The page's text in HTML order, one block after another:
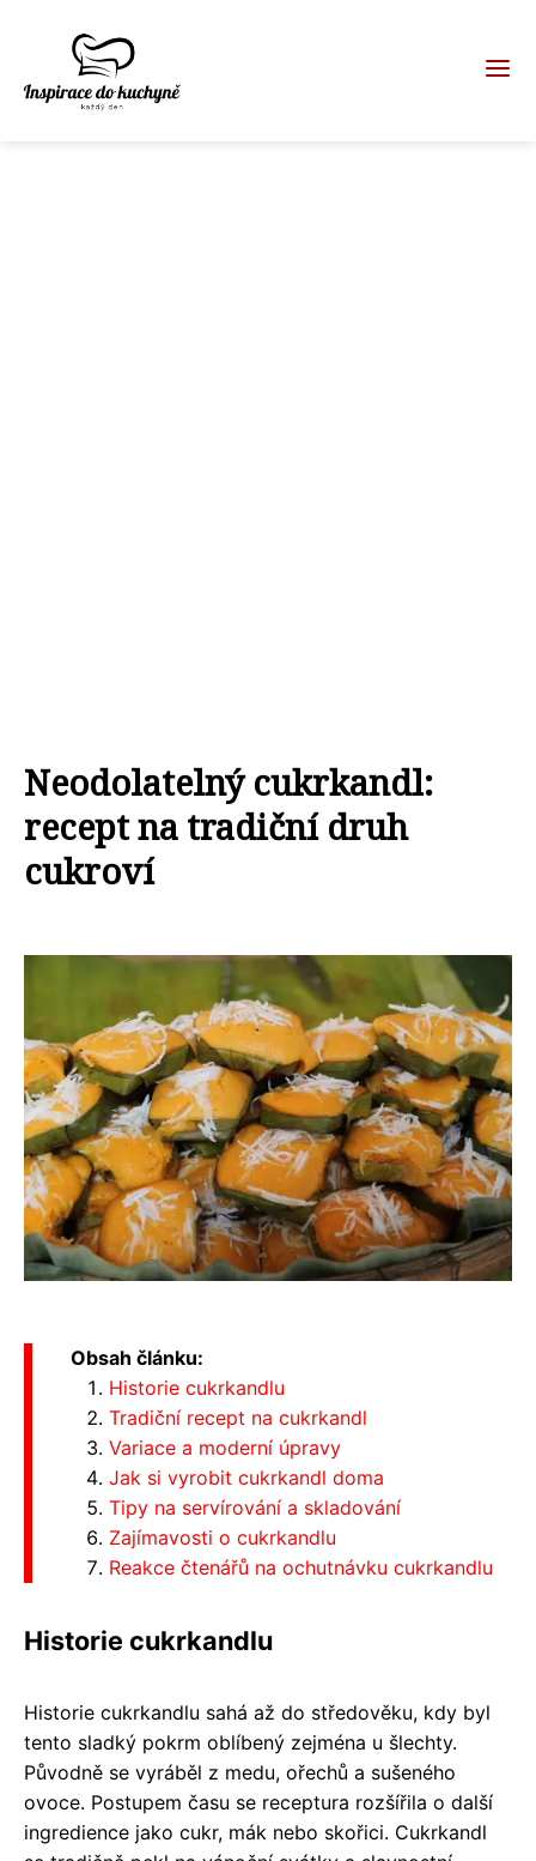
Neodolatelný cukrkandl:
recept na tradiční druh
cukroví
Obsah článku:
Historie cukrkandlu
Tradiční recept na cukrkandl
Variace a moderní úpravy
Jak si vyrobit cukrkandl doma
Tipy na servírování a skladování
Zajímavosti o cukrkandlu
Reakce čtenářů na ochutnávku cukrkandlu
Historie cukrkandlu
Historie cukrkandlu sahá až do středověku, kdy byl
tento sladký pokrm oblíbený zejména u šlechty.
Původně se vyráběl z medu, ořechů a sušeného
ovoce. Postupem času se receptura rozšířila o další
ingredience jako cukr, mák nebo skořici. Cukrkandl